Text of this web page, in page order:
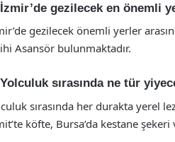
gezilecek en önemli
gezilecek önemli yerler
Asansör bulunmaktadır.
sırasında ne tür
sırasında her durakta yerel
köfte, Bursa’da kestane